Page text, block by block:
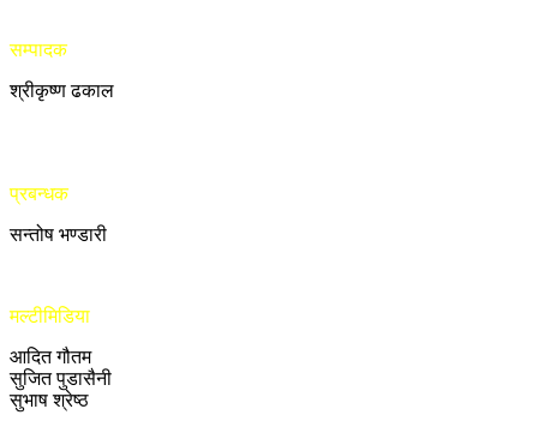
सम्पादक
श्रीकृष्ण ढकाल
प्रबन्धक
सन्तोष भण्डारी
मल्टीमिडिया
आदित गौतम
सुजित पुडासैनी
सुभाष श्रेष्ठ